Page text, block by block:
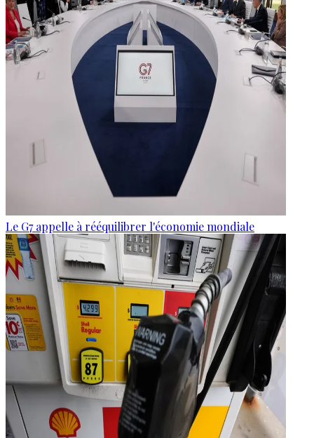
Le G7 appelle à rééquilibrer l'économie mondiale